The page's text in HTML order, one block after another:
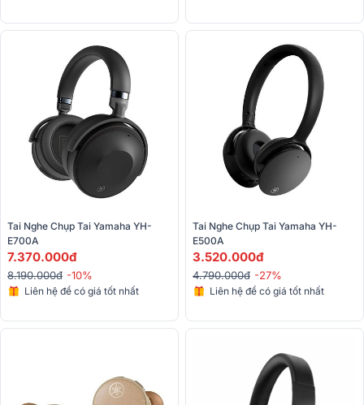
Tai Nghe Chụp Tai Yamaha YH-
E700A
7.370.000đ
8.190.000đ -10%
Liên hệ để có giá tốt nhất
Tai Nghe Chụp Tai Yamaha YH-
E500A
3.520.000đ
4.790.000đ -27%
Liên hệ để có giá tốt nhất